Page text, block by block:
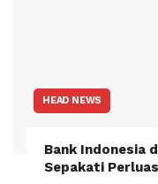
HEAD NEWS
Bank Indonesia
Sepakati